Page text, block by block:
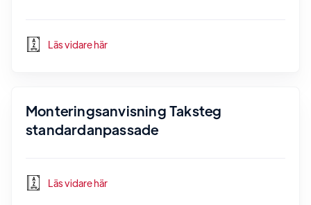
Läs vidare här
Monteringsanvisning Taksteg
standardanpassade
Läs vidare här